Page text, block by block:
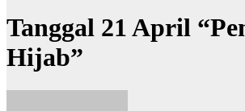
Tanggal 21 April
Hijab”